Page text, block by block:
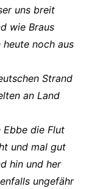
uns breit
wie Braus
heute noch aus
Strand
an Land
die Flut
und mal gut
hin und her
ungefähr